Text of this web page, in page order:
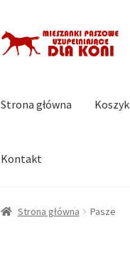
Przejdź
do
Przejdź
do
Strona główna Koszyk
Kontakt
Strona główna Koszyk
Strona główna Pasze